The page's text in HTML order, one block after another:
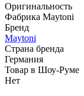
Оригинальность
Фабрика Maytoni
Бренд
Maytoni
Страна бренда
Германия
Товар в Шоу-Руме
Нет